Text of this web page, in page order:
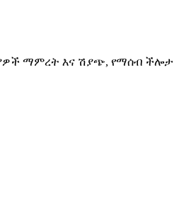
ማምረት እና ሽያጭ, የማሰብ ችሎታ